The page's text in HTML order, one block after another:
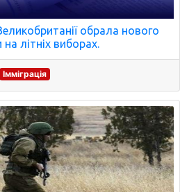
обрала нового
на літніх виборах.
Імміграція